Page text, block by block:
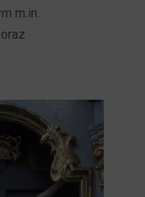
m.in.